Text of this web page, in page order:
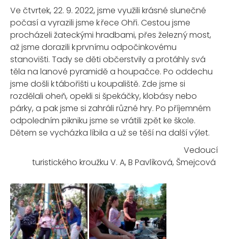
Ve čtvrtek, 22. 9. 2022, jsme využili krásné slunečné
počasí a vyrazili jsme k řece Ohři. Cestou jsme
procházeli žateckými hradbami, přes železný most,
až jsme dorazili k prvnímu odpočinkovému
stanovišti. Tady se děti občerstvily a protáhly svá
těla na lanové pyramidě a houpačce. Po oddechu
jsme došli k tábořišti u koupaliště. Zde jsme si
rozdělali oheň, opekli si špekáčky, klobásy nebo
párky, a pak jsme si zahráli různé hry. Po příjemném
odpoledním pikniku jsme se vrátili zpět ke škole.
Dětem se vycházka líbila a už se těší na další výlet.
Vedoucí
turistického kroužku V. A, B Pavlíková, Šmejcová